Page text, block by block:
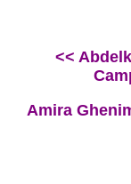
<<
Amira